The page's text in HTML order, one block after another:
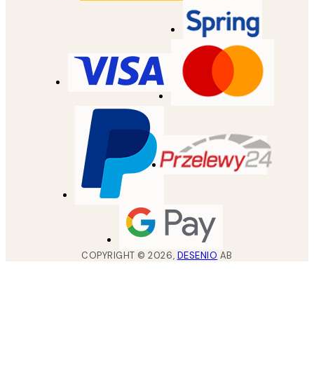
COPYRIGHT ©2026, DESENIO AB